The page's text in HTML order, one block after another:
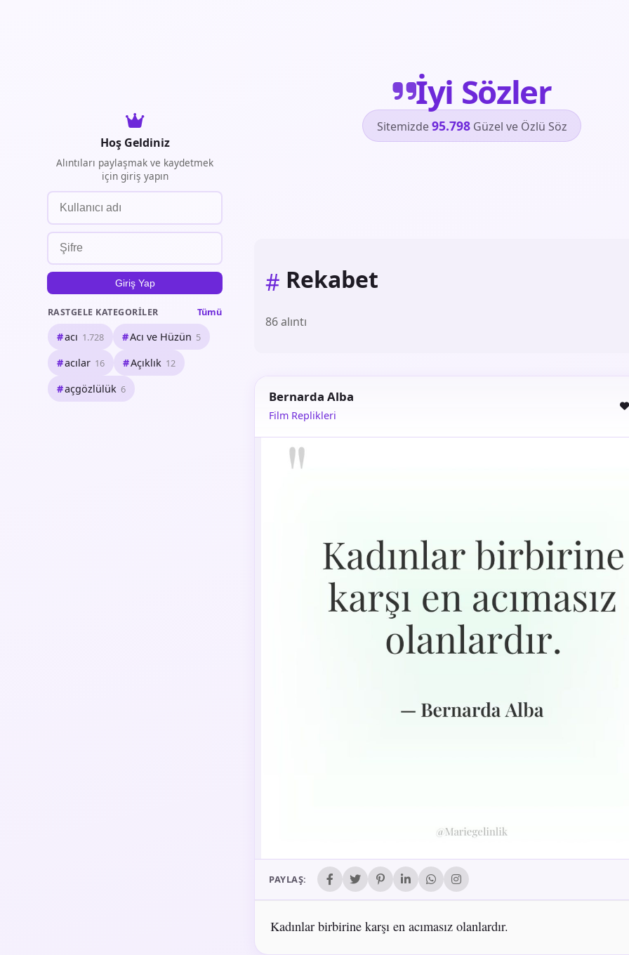
İyi Sözler
Sitemizde95.798Güzel ve Özlü Söz
Hoş Geldiniz
Alıntıları paylaşmak ve kaydetmek
için giriş yapın
Giriş Yap
RASTGELE KATEGORILER Tümü
acı 1.728 Acı ve Hüzün 5
acılar 16 Açıklık 12
açgözlülük 6
# Rekabet
86 alıntı
Bernarda Alba
Film Replikleri
PAYLAŞ:
Kadınlar birbirine karşı en acımasız olanlardır.